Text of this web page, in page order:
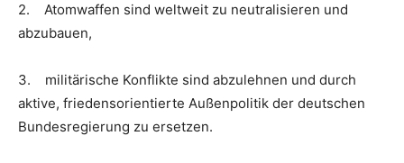
2. Atomwaffen sind weltweit zu neutralisieren und
abzubauen,
3. militärische Konflikte sind abzulehnen und durch
aktive, friedensorientierte Außenpolitik der deutschen
Bundesregierung zu ersetzen.